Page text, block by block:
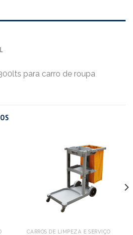
para carro de roupa
CARROS DE LIMPEZA E SERVIÇO